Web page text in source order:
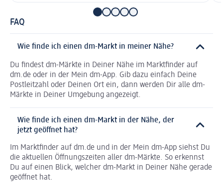
FAQ
Wie finde ich einen dm-Markt in meiner Nähe?
Du findest dm-Märkte in Deiner Nähe im Marktfinder auf
dm.de oder in der Mein dm-App. Gib dazu einfach Deine
Postleitzahl oder Deinen Ort ein, dann werden Dir alle dm-
Märkte in Deiner Umgebung angezeigt.
Wie finde ich einen dm-Markt in der Nähe, der
jetzt geöffnet hat?
Im Marktfinder auf dm.de und in der Mein dm-App siehst Du
die aktuellen Öffnungszeiten aller dm-Märkte. So erkennst
Du auf einen Blick, welcher dm-Markt in Deiner Nähe gerade
geöffnet hat.